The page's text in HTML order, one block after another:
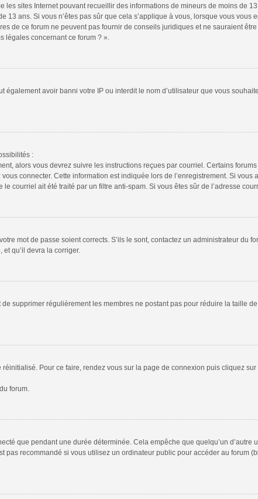
les sites Internet pouvant recueillir des informations de mineurs de moins de
ans. Si vous n’êtes pas sûr que cela s’applique à vous, lorsque vous vous
de ce forum ne peuvent pas fournir de conseils juridiques et ne sauraient
légales concernant ce forum ? ».
avoir banni votre IP ou interdit le nom d’utilisateur que vous
:
alors vous devrez suivre les instructions reçues par courriel. Certains
connecter. Cette information est indiquée lors de l’enregistrement. Si vous
courriel ait été traité par un filtre anti-spam. Si vous êtes sûr de l’adresse
mot de passe soient corrects. S’ils le sont, contactez un administrateur du
qu’il devra la corriger.
supprimer régulièrement les membres ne postant pas pour réduire la taille
Pour ce faire, rendez vous sur la page de connexion puis cliquez sur
forum.
que pendant une durée déterminée. Cela empêche que quelqu’un d’autre
pas recommandé si vous utilisez un ordinateur public pour accéder au forum